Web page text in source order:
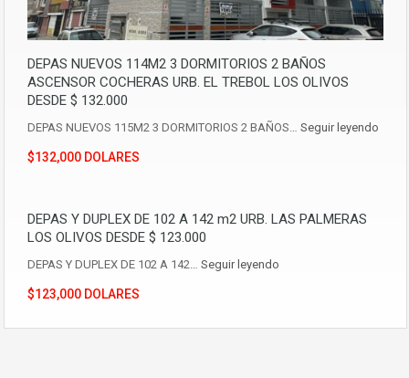
DEPAS NUEVOS 114M2 3 DORMITORIOS 2 BAÑOS
ASCENSOR COCHERAS URB. EL TREBOL LOS OLIVOS
DESDE $ 132.000
DEPAS NUEVOS 115M2 3 DORMITORIOS 2 BAÑOS… Seguir leyendo
$132,000 DOLARES
DEPAS Y DUPLEX DE 102 A 142 m2 URB. LAS PALMERAS
LOS OLIVOS DESDE $ 123.000
DEPAS Y DUPLEX DE 102 A 142… Seguir leyendo
$123,000 DOLARES